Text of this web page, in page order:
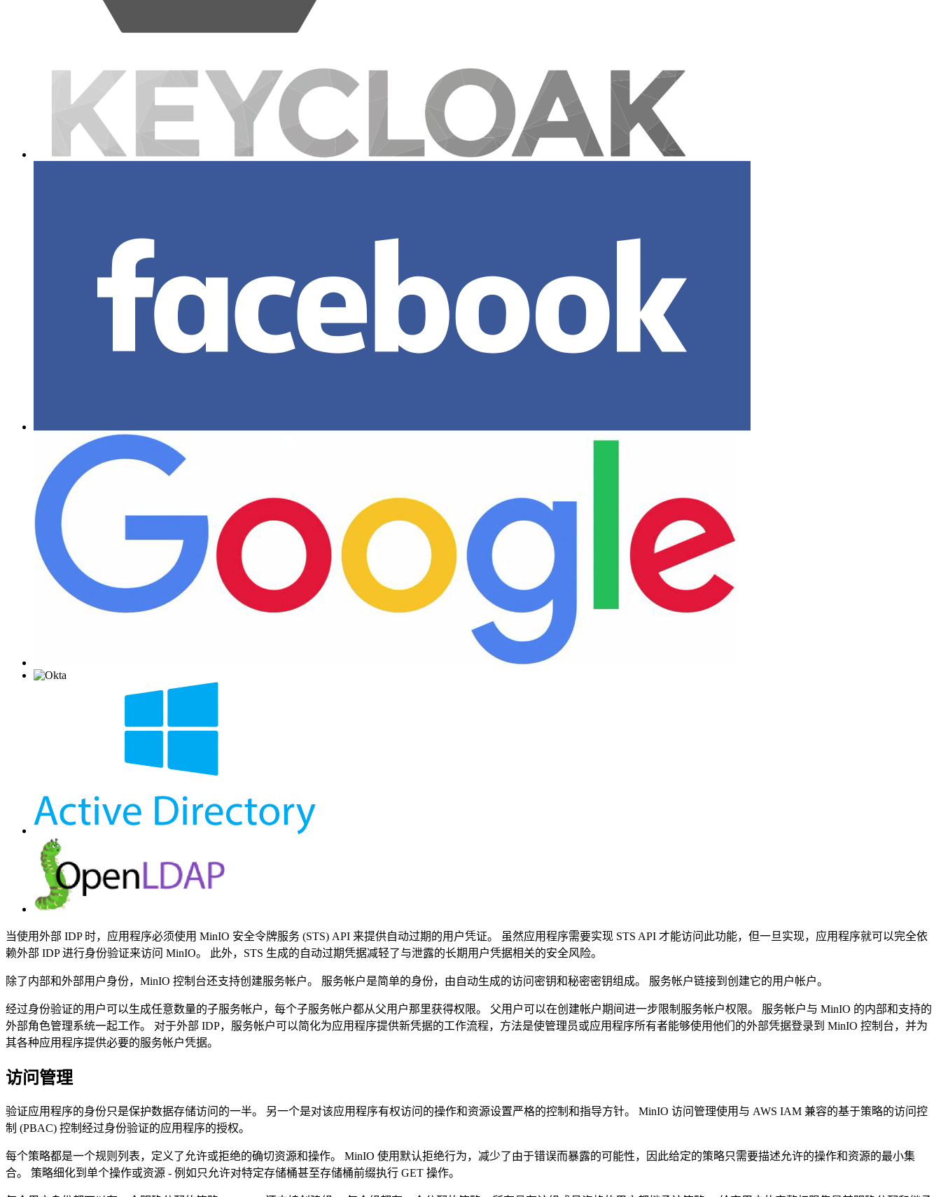
当使用外部 IDP 时，应用程序必须使用 MinIO 安全令牌服务 (STS) API 来提供自动过期的用户凭证。 虽然应用程序需要实现 STS API 才能访问此功能，但一旦实现，应用程序就可以完全依
赖外部 IDP 进行身份验证来访问 MinIO。 此外，STS 生成的自动过期凭据减轻了与泄露的长期用户凭据相关的安全风险。
除了内部和外部用户身份，MinIO 控制台还支持创建服务帐户。 服务帐户是简单的身份，由自动生成的访问密钥和秘密密钥组成。 服务帐户链接到创建它的用户帐户。
经过身份验证的用户可以生成任意数量的子服务帐户，每个子服务帐户都从父用户那里获得权限。 父用户可以在创建帐户期间进一步限制服务帐户权限。 服务帐户与 MinIO 的内部和支持的
外部角色管理系统一起工作。 对于外部 IDP，服务帐户可以简化为应用程序提供新凭据的工作流程，方法是使管理员或应用程序所有者能够使用他们的外部凭据登录到 MinIO 控制台，并为
其各种应用程序提供必要的服务帐户凭据。
访问管理
验证应用程序的身份只是保护数据存储访问的一半。 另一个是对该应用程序有权访问的操作和资源设置严格的控制和指导方针。 MinIO 访问管理使用与 AWS IAM 兼容的基于策略的访问控
制 (PBAC) 控制经过身份验证的应用程序的授权。
每个策略都是一个规则列表，定义了允许或拒绝的确切资源和操作。 MinIO 使用默认拒绝行为，减少了由于错误而暴露的可能性，因此给定的策略只需要描述允许的操作和资源的最小集
合。 策略细化到单个操作或资源 - 例如只允许对特定存储桶甚至存储桶前缀执行 GET 操作。